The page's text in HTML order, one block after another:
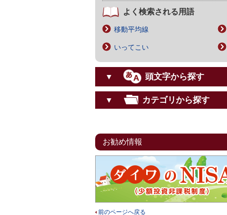
よく検索される用語
移動平均線
いってこい
▼ 頭文字から探す
▼ カテゴリから探す
お勧め情報
前のページへ戻る